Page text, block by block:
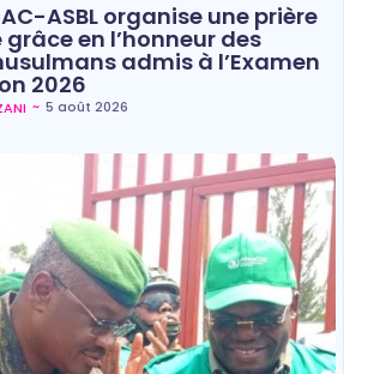
ASBL organise une prière
en l’honneur des
admis à l’Examen
2026
~ 5 août 2026